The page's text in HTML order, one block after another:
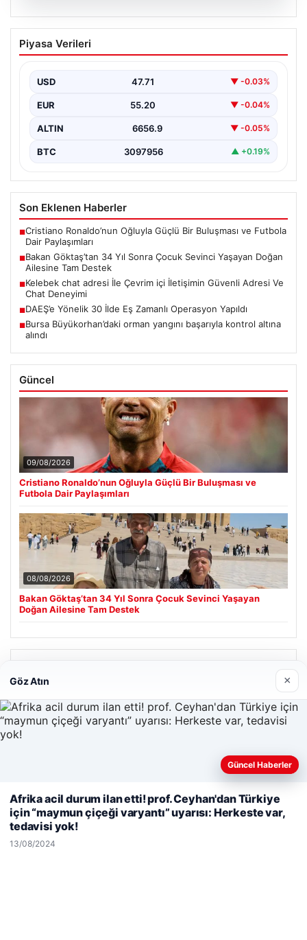
Bakan Göktaş’tan 34 Yıl Sonra Çocuk
Sevinci Yaşayan Doğan Ailesine Tam
Aile ve Sosyal Hizmetler Bakanı Mahinur Özdemir
Piyasa Verileri
USD 47.71 ▼ -0.03%
EUR 55.20 ▼ -0.04%
ALTIN 6656.9 ▼ -0.05%
BTC 3097956 ▲ +0.19%
Son Eklenen Haberler
■Cristiano Ronaldo’nun Oğluyla Güçlü Bir Buluşması ve Futbola
Dair Paylaşımları
■Bakan Göktaş’tan 34 Yıl Sonra Çocuk Sevinci Yaşayan Doğan
Ailesine Tam Destek
■Kelebek chat adresi İle Çevrim içi İletişimin Güvenli Adresi Ve
Chat Deneyimi
■DAEŞ’e Yönelik 30 İlde Eş Zamanlı Operasyon Yapıldı
■Bursa Büyükorhan’daki orman yangını başarıyla kontrol altına
alındı
Güncel
09/08/2026
Cristiano Ronaldo’nun Oğluyla Güçlü Bir Buluşması ve
Futbola Dair Paylaşımları
08/08/2026
Bakan Göktaş’tan 34 Yıl Sonra Çocuk Sevinci Yaşayan
Doğan Ailesine Tam Destek
Hastaş Beton
26/05/2026
© 2026 Habersor – Yeni Haberler
deneyiminizi kişiselleştirmek ve geliştirmek amacıyla çerezler
kullanıyoruz.Çerez Politikamız
Reddet
Göz Atın ×
Güncel Haberler
Afrika acil durum ilan etti! prof. Ceyhan'dan Türkiye
için “maymun çiçeği varyantı” uyarısı: Herkeste var,
tedavisi yok!
13/08/2024Yeminli Tercüme Bürosu